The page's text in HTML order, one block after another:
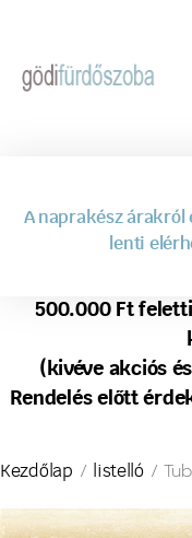
A naprakész árakról
lenti
500.000 Ft
(kivéve akciós
Rendelés előtt
Kezdőlap / listelló/